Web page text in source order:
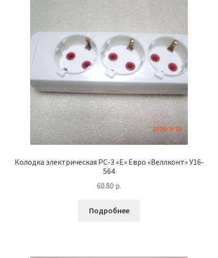
Колодка электрическая РС-3 «Е» Евро «Веллконт» У16-
564
60.80 р.
Подробнее